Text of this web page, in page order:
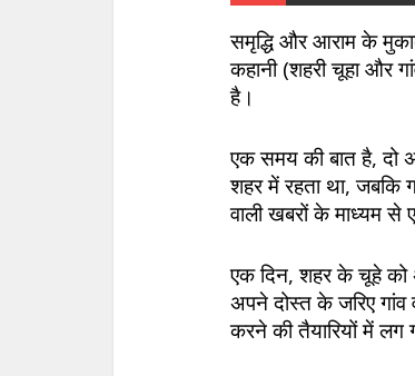
समृद्धि और आराम के
कहानी (शहरी चूहा
है।
एक समय की बात है, दो
शहर में रहता था, जबकि
वाली खबरों के माध्यम
एक दिन, शहर के चूहे
अपने दोस्त के जरिए
करने की तैयारियों में लग